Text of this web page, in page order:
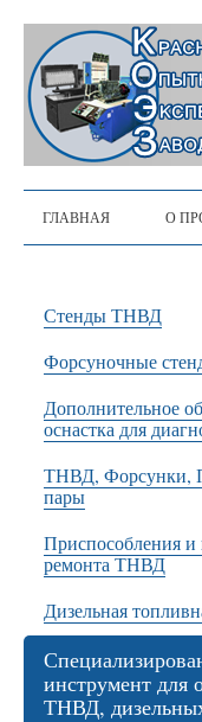
ГЛАВНАЯ О
Стенды ТНВД
Форсуночные
Дополнительное
оснастка для
ТНВД, Форсунки,
пары
Приспособления и
ремонта ТНВД
Дизельная
инструмент для
ТНВД,